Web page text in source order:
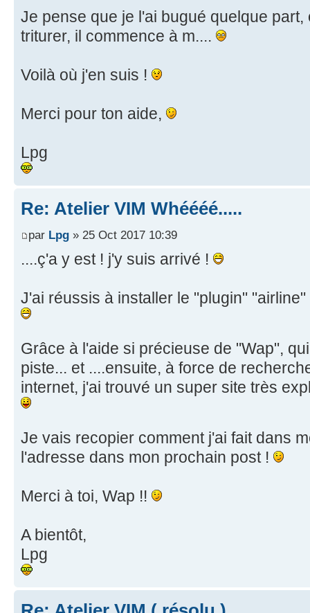
Je pense que je l'ai bugué quelque
triturer, il commence à m....
Voilà où j'en suis !
Merci pour ton aide,
Lpg
Re: Atelier VIM Whéééé.....
par Lpg » 25 Oct 2017 10:39
....ç'a y est ! j'y suis arrivé !
J'ai réussis à installer le "plugin"
Grâce à l'aide si précieuse de "Wap",
piste... et ....ensuite, à force de
internet, j'ai trouvé un super site très
Je vais recopier comment j'ai fait dans
l'adresse dans mon prochain post !
Merci à toi, Wap !!
A bientôt,
Lpg